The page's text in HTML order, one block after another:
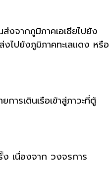
งจากภูมิภาคเอเชียไปยัง
ไปยังภูมิภาคทะเลแดง หรือ
ารเดินเรือเข้าสู่ภาวะที่ตู้
ง เนื่องจาก วงจรการ